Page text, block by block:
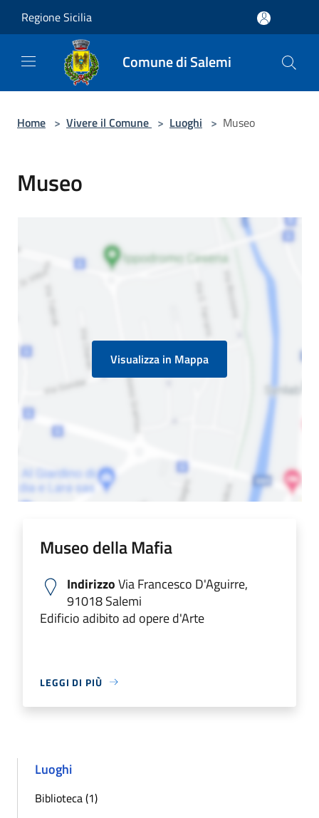
Regione Sicilia
Comune di Salemi
Home > Vivere il Comune > Luoghi > Museo
Museo
Visualizza in Mappa
Museo della Mafia
IndirizzoVia Francesco D'Aguirre,
91018 Salemi
Edificio adibito ad opere d'Arte
LEGGI DI PIÙ
Luoghi
Biblioteca (1)